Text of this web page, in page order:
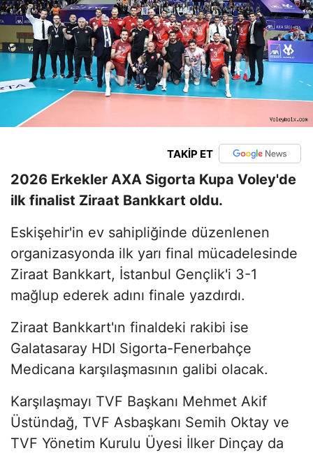
TAKİP ET
2026 Erkekler AXA Sigorta Kupa Voley'de
ilk finalist Ziraat Bankkart oldu.
Eskişehir'in ev sahipliğinde düzenlenen
organizasyonda ilk yarı final mücadelesinde
Ziraat Bankkart, İstanbul Gençlik'i 3-1
mağlup ederek adını finale yazdırdı.
Ziraat Bankkart'ın finaldeki rakibi ise
Galatasaray HDI Sigorta-Fenerbahçe
Medicana karşılaşmasının galibi olacak.
Karşılaşmayı TVF Başkanı Mehmet Akif
Üstündağ, TVF Asbaşkanı Semih Oktay ve
TVF Yönetim Kurulu Üyesi İlker Dinçay da